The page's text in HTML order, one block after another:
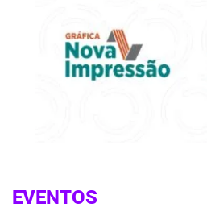
EVENTOS